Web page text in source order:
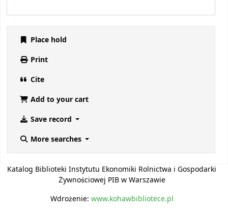
Place hold
Print
Cite
Add to your cart
Save record
More searches
Katalog Biblioteki Instytutu Ekonomiki Rolnictwa i Gospodarki
Żywnościowej PIB w Warszawie
Wdrożenie: www.kohawbibliotece.pl